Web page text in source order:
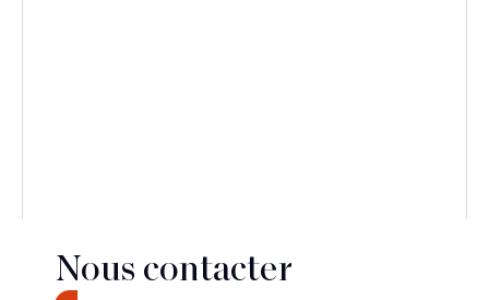
Nous contacter